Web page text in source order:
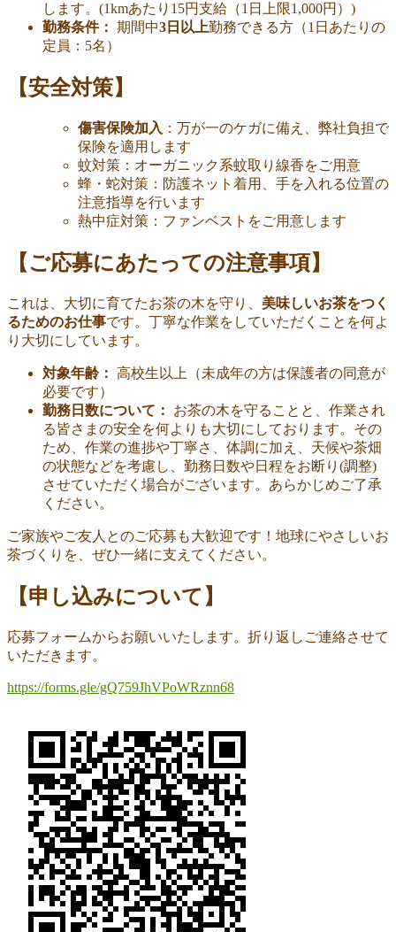
します。(1kmあたり15円支給（1日上限1,000円）)
勤務条件： 期間中3日以上勤務できる方（1日あたりの
定員：5名）
【安全対策】
傷害保険加入 ：万が一のケガに備え、弊社負担で
保険を適用します
蚊対策：オーガニック系蚊取り線香をご用意
蜂・蛇対策：防護ネット着用、手を入れる位置の
注意指導を行います
熱中症対策：ファンベストをご用意します
【ご応募にあたっての注意事項】
これは、大切に育てたお茶の木を守り、 美味しいお茶をつく
るためのお仕事です。丁寧な作業をしていただくことを何よ
り大切にしています。
対象年齢： 高校生以上（未成年の方は保護者の同意が
必要です）
勤務日数について：
お茶の木を守ることと、作業され
る皆さまの安全を何よりも大切にしております。その
ため、作業の進捗や丁寧さ、体調に加え、天候や茶畑
の状態などを考慮し、勤務日数や日程をお断り(調整)
させていただく場合がございます。あらかじめご了承
ください。
ご家族やご友人とのご応募も大歓迎です！地球にやさしいお
茶づくりを、ぜひ一緒に支えてください。
【申し込みについて】
応募フォームからお願いいたします。折り返しご連絡させて
いただきます。
https://forms.gle/gQ759JhVPoWRznn68